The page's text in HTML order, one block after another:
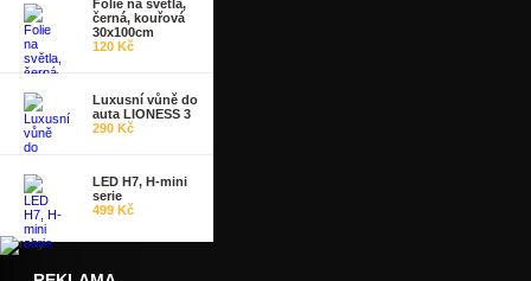
Folie na světla,
černá, kouřová
30x100cm
120 Kč
Luxusní vůně do
auta LIONESS 3
290 Kč
LED H7, H-mini
serie
499 Kč